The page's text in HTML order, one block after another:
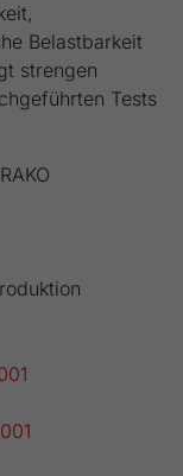
Belastbarkeit
strengen
Tests